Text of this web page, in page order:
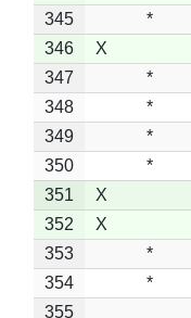
345 *
346
X
347
*
348
*
349
*
350
*
351
X
352
X
353
*
354
*
355